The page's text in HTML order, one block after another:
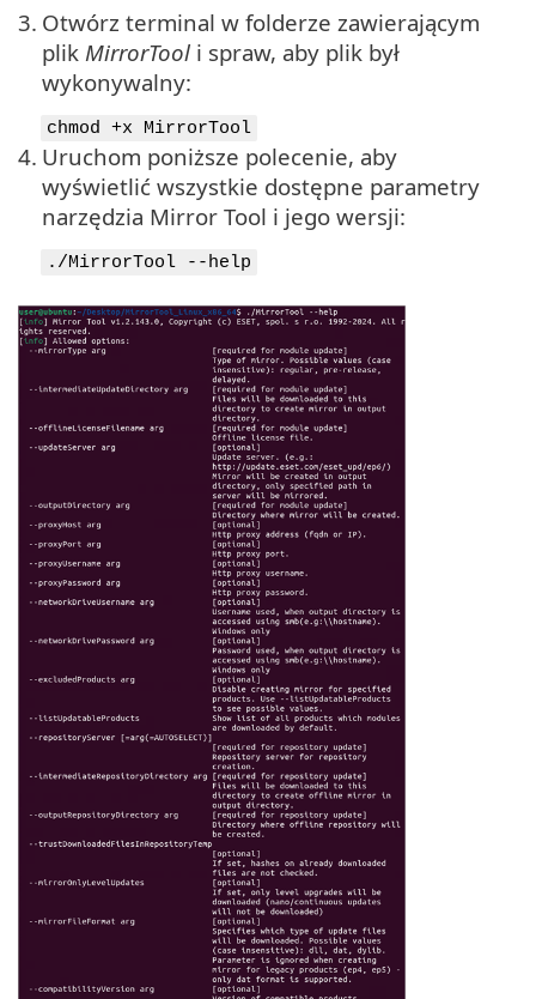
3. Otwórz terminal w folderze zawierającym
plik MirrorTool i spraw, aby plik był
wykonywalny:
chmod +x MirrorTool
4. Uruchom poniższe polecenie, aby
wyświetlić wszystkie dostępne parametry
narzędzia Mirror Tool i jego wersji:
./MirrorTool --help